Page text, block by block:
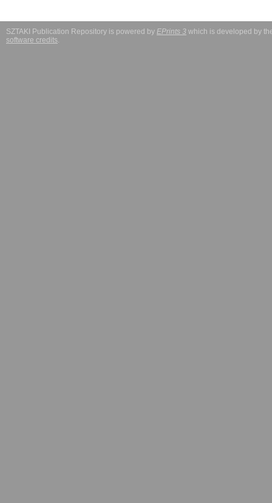
SZTAKI Publication Repository is powered by EPrints 3 which is developed by
software credits.